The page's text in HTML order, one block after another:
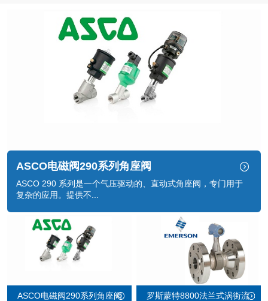
ASCO电磁阀290系列角座阀
ASCO 290 系列是一个气压驱动的、直动式角座阀，专门用于
复杂的应用。提供不...
ASCO电磁阀290系列角座阀 罗斯蒙特8800法兰式涡街流